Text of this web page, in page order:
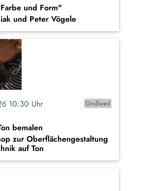
und Form"
und Peter Vögele
10:30 Uhr
Großweil
bemalen
zur Oberflächengestaltung
auf Ton